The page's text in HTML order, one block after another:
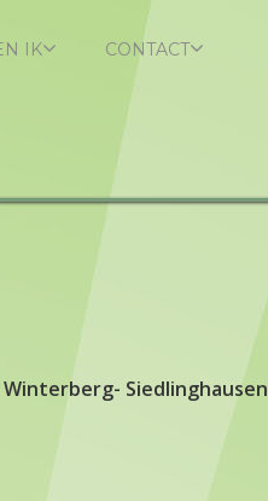
IK CONTACT
Siedlinghausen